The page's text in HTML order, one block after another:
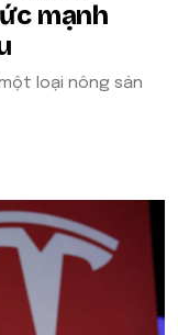
mạnh
loại nông sản